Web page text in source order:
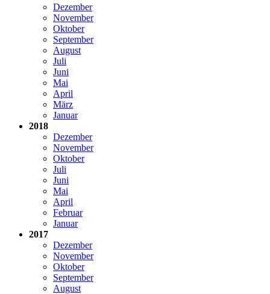
Dezember
November
Oktober
September
August
Juli
Juni
Mai
April
März
Januar
2018
Dezember
November
Oktober
Juli
Juni
Mai
April
Februar
Januar
2017
Dezember
November
Oktober
September
August